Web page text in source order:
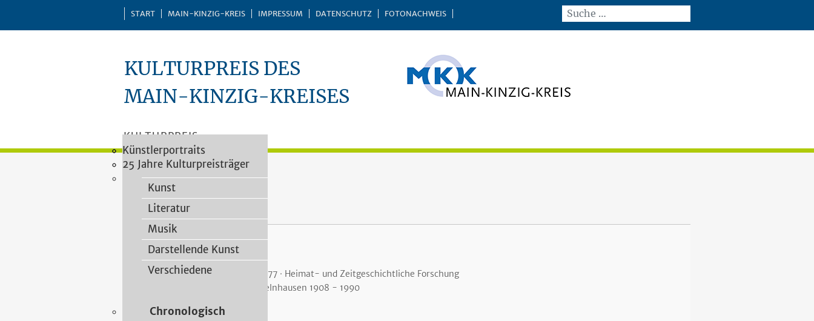
START MAIN-KINZIG-KREIS IMPRESSUM DATENSCHUTZ FOTONACHWEIS
KULTURPREIS DES
MAIN-KINZIG-KREISES
KULTURPREIS
Vergaberichtlinien
Vorschlagsformular
Kulturpreisjury
PREISTRÄGER
Kategorien
Heimatforschung
Kunst
Literatur
Musik
Darstellende Kunst
Verschiedene
Chronologisch
VERLEIHUNGEN
Impressionen
PUBLIKATIONEN
Künstlerportraits
25 Jahre Kulturpreisträger
Gelnhausen
Seibig, Adolf
1977 · Heimat- und Zeitgeschichtliche Forschung
Gelnhausen 1908 - 1990